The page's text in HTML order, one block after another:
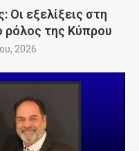
εξελίξεις στη
ρόλος της Κύπρου
2026